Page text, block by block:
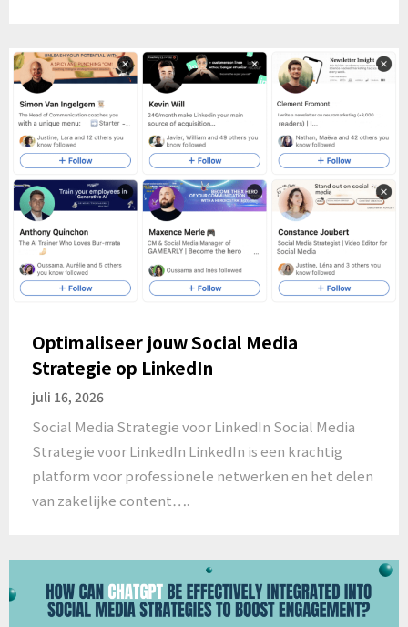
Optimaliseer jouw Social Media
Strategie op LinkedIn
juli 16, 2026
Social Media Strategie voor LinkedIn Social Media
Strategie voor LinkedIn LinkedIn is een krachtig
platform voor professionele netwerken en het delen
van zakelijke content….